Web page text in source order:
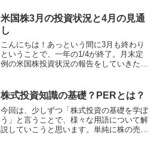
米国株3月の投資状況と4月の見通
し
こんにちは！あっという間に3月も終わり
ということで、一年の1/4が終了。月末定
例の米国株投資状況の報告をしていきたい
る様子。そんな色々なニュース、情勢があ
る中です...
株式投資知識の基礎？PERとは？
今回は、少しずつ「株式投資の基礎を学ぼ
う」と言うことで、様々な用語について解
説していこうと思います。単純に株の売り